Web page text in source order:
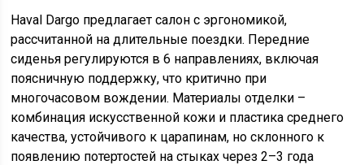
Haval Dargo предлагает салон с эргономикой,
рассчитанной на длительные поездки. Передние
сиденья регулируются в 6 направлениях, включая
поясничную поддержку, что критично при
многочасовом вождении. Материалы отделки –
комбинация искусственной кожи и пластика среднего
качества, устойчивого к царапинам, но склонного к
появлению потертостей на стыках через 2–3 года